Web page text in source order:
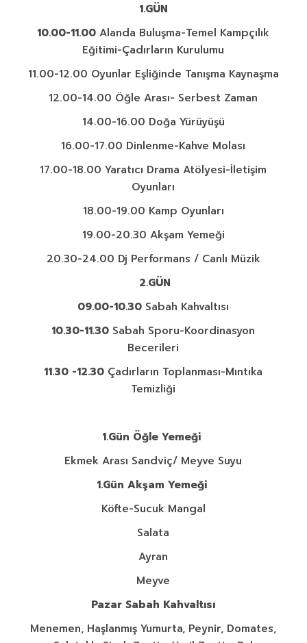
1.GÜN
10.00-11.00 Alanda Buluşma-Temel Kampçılık
Eğitimi-Çadırların Kurulumu
11.00-12.00 Oyunlar Eşliğinde Tanışma Kaynaşma
12.00-14.00 Öğle Arası- Serbest Zaman
14.00-16.00 Doğa Yürüyüşü
16.00-17.00 Dinlenme-Kahve Molası
17.00-18.00 Yaratıcı Drama Atölyesi-İletişim
Oyunları
18.00-19.00 Kamp Oyunları
19.00-20.30 Akşam Yemeği
20.30-24.00 Dj Performans / Canlı Müzik
2.GÜN
09.00-10.30 Sabah Kahvaltısı
10.30-11.30 Sabah Sporu-Koordinasyon
Becerileri
11.30 -12.30 Çadırların Toplanması-Mıntıka
Temizliği
1.Gün Öğle Yemeği
Ekmek Arası Sandviç/ Meyve Suyu
1.Gün Akşam Yemeği
Köfte-Sucuk Mangal
Salata
Ayran
Meyve
Pazar Sabah Kahvaltısı
Menemen, Haşlanmış Yumurta, Peynir, Domates,